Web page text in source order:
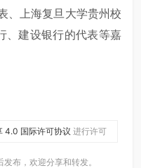
、上海复旦大学贵州校
、建设银行的代表等嘉
4.0 国际许可协议 进行许可
发布，欢迎分享和转发。